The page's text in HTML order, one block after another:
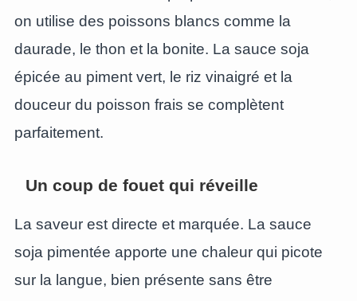
on utilise des poissons blancs comme la
daurade, le thon et la bonite. La sauce soja
épicée au piment vert, le riz vinaigré et la
douceur du poisson frais se complètent
parfaitement.
Un coup de fouet qui réveille
La saveur est directe et marquée. La sauce
soja pimentée apporte une chaleur qui picote
sur la langue, bien présente sans être